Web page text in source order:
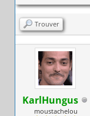
Trouver
KarlHungus
moustachelou